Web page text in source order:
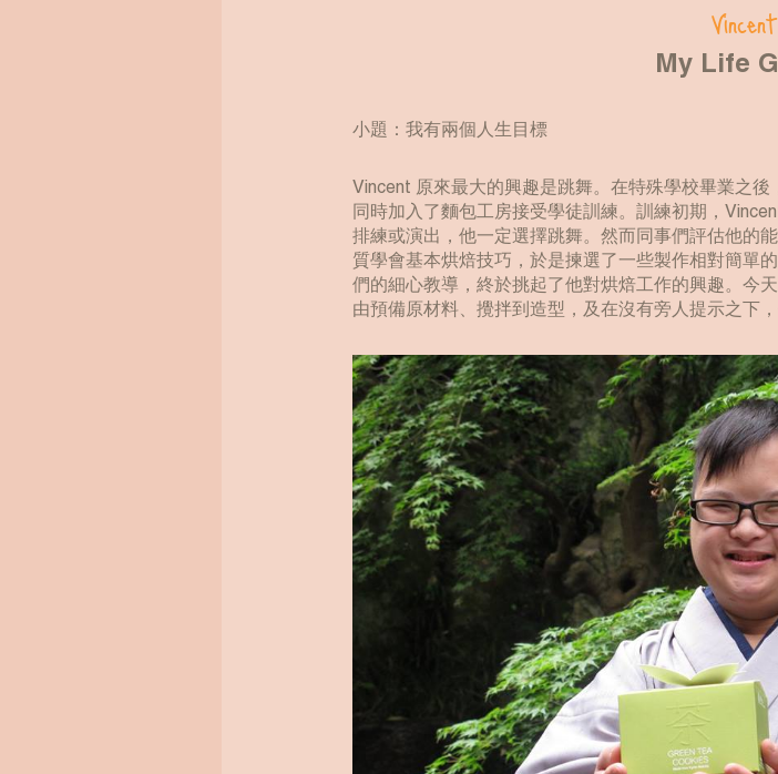
Vincent
My Life
小題：我有兩個人生目標
Vincent 原來最大的興趣是跳舞。在特殊學校畢業之
同時加入了麵包工房接受學徒訓練。訓練初期，
排練或演出，他一定選擇跳舞。然而同事們評估他的
質學會基本烘焙技巧，於是揀選了一些製作相對簡單
們的細心教導，終於挑起了他對烘焙工作的興趣。今
由預備原材料、攪拌到造型，及在沒有旁人提示之下